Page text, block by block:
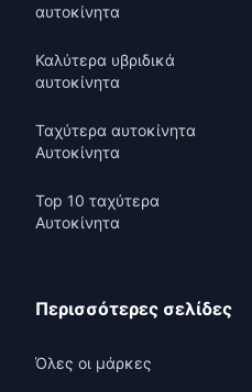
αυτοκίνητα
Καλύτερα υβριδικά
αυτοκίνητα
Ταχύτερα αυτοκίνητα
Αυτοκίνητα
Top 10 ταχύτερα
Αυτοκίνητα
Περισσότερες σελίδες
Όλες οι μάρκες